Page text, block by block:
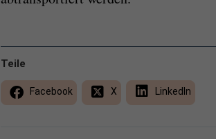
Teile
Facebook X LinkedIn